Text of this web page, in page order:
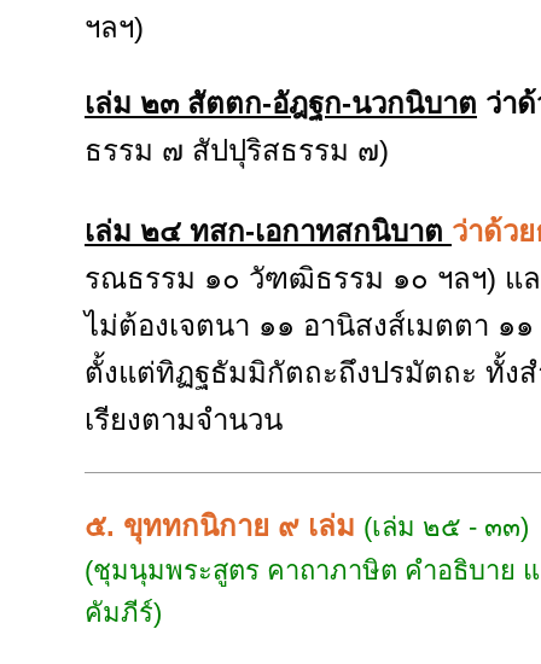
ฯลฯ)
เล่ม ๒๓ สัตตก-อัฎฐก-นวกนิบาต ว่า
ธรรม ๗ สัปปุริสธรรม ๗)
เล่ม ๒๔ ทสก-เอกาทสกนิบาต ว่าด้ว
รณธรรม ๑๐ วัฑฒิธรรม ๑๐ ฯลฯ) แ
ไม่ต้องเจตนา ๑๑ อานิสงส์เมตตา ๑๑
ตั้งแต่ทิฏฐธัมมิกัตถะถึงปรมัตถะ ทั้ง
เรียงตามจำนวน
๕. ขุททกนิกาย ๙ เล่ม (เล่ม ๒๕ - ๓๓)
(ชุมนุมพระสูตร คาถาภาษิต คำอธิบาย แ
คัมภีร์)